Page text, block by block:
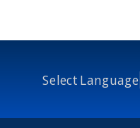
Select Language